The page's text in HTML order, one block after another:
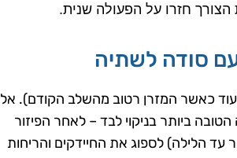
כאשר המזרן רטוב מהשלב הקודם). אל
ביותר בניקוי לבד – לאחר הפיזור
לחלופין מהבוקר עד הלילה) לספוג את החיידקים והריחות